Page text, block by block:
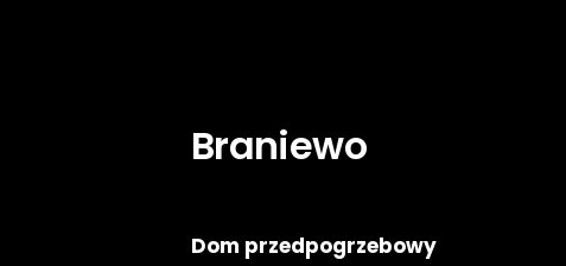
Braniewo
Dom przedpogrzebowy